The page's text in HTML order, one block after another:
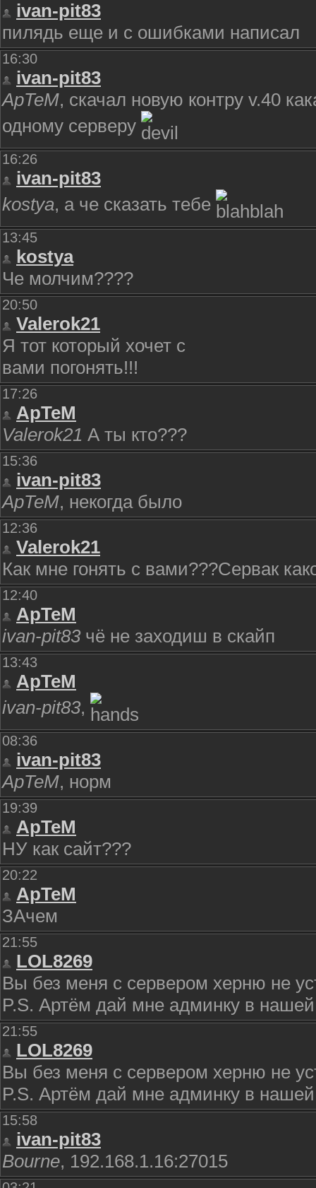
ivan-pit83
пилядь еще и с ошибками написал
16:30
ivan-pit83
ApTeM, скачал новую контру v.40
одному серверу
16:26
ivan-pit83
kostya, а че сказать тебе
13:45
kostya
Че молчим????
20:50
Valerok21
Я тот который хочет с
вами погонять!!!
17:26
ApTeM
Valerok21 А ты кто???
15:36
ivan-pit83
ApTeM, некогда было
12:36
Valerok21
Как мне гонять с вами???Сервак
12:40
ApTeM
ivan-pit83 чё не заходиш в скайп
13:43
ApTeM
ivan-pit83,
08:36
ivan-pit83
ApTeM, норм
19:39
ApTeM
НУ как сайт???
20:22
ApTeM
ЗАчем
21:55
LOL8269
Вы без меня с сервером херню не
P.S. Артём дай мне админку в нашей
21:55
LOL8269
Вы без меня с сервером херню не
P.S. Артём дай мне админку в нашей
15:58
ivan-pit83
Bourne, 192.168.1.16:27015